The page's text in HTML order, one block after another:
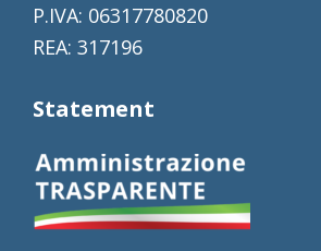
P.IVA: 06317780820
REA: 317196
Statement